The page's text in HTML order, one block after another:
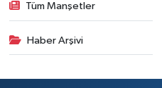
Tüm Manşetler
Haber Arşivi